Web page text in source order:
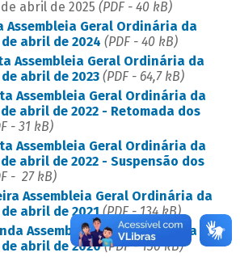
abril de 2025 (PDF - 40 kB)
Assembleia Geral Ordinária da
abril de 2024 (PDF - 40 kB)
Assembleia Geral Ordinária da
abril de 2023 (PDF - 64,7 kB)
Assembleia Geral Ordinária da
de abril de 2022 - Retomada dos
- 31 kB)
Assembleia Geral Ordinária da
abril de 2022 - Suspensão dos
- 27 kB)
Assembleia Geral Ordinária da
abril de 2021 (PDF - 134 kB)
Assembleia Geral Ordinária da
de abril de 2020 (PDF - 130 kB)